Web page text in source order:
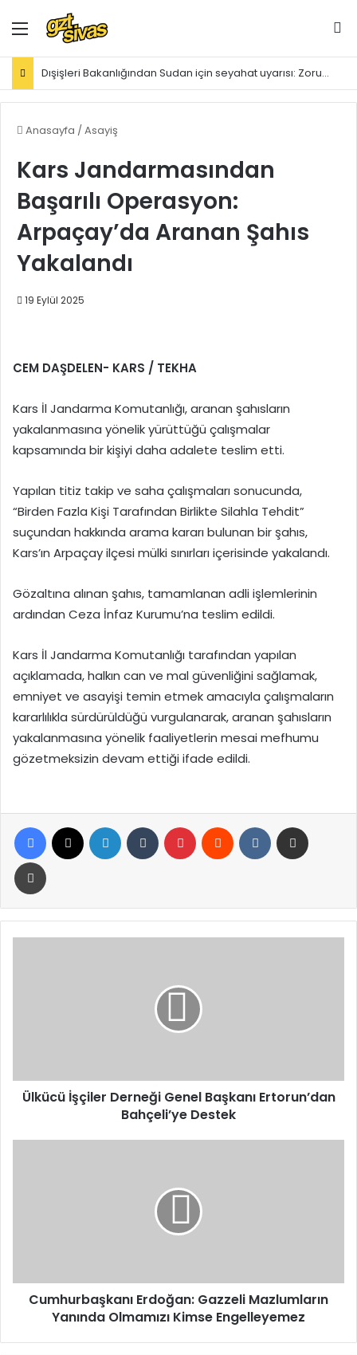
Menü
Dışişleri Bakanlığından Sudan için seyahat uyarısı: Zorunlu değilse gitmeyin
Anasayfa / Asayiş
Kars Jandarmasından
Başarılı Operasyon:
Arpaçay’da Aranan Şahıs
Yakalandı
19 Eylül 2025
CEM DAŞDELEN- KARS / TEKHA
Kars İl Jandarma Komutanlığı, aranan şahısların
yakalanmasına yönelik yürüttüğü çalışmalar
kapsamında bir kişiyi daha adalete teslim etti.
Yapılan titiz takip ve saha çalışmaları sonucunda,
“Birden Fazla Kişi Tarafından Birlikte Silahla Tehdit”
suçundan hakkında arama kararı bulunan bir şahıs,
Kars’ın Arpaçay ilçesi mülki sınırları içerisinde yakalandı.
Gözaltına alınan şahıs, tamamlanan adli işlemlerinin
ardından Ceza İnfaz Kurumu’na teslim edildi.
Kars İl Jandarma Komutanlığı tarafından yapılan
açıklamada, halkın can ve mal güvenliğini sağlamak,
emniyet ve asayişi temin etmek amacıyla çalışmaların
kararlılıkla sürdürüldüğü vurgulanarak, aranan şahısların
yakalanmasına yönelik faaliyetlerin mesai mefhumu
gözetmeksizin devam ettiği ifade edildi.
Facebook LinkedIn Tumblr Pinterest Reddit VKontakte
Yazdır
Ülkücü İşçiler Derneği Genel Başkanı Ertorun’dan
Bahçeli’ye Destek
Cumhurbaşkanı Erdoğan: Gazzeli Mazlumların
Yanında Olmamızı Kimse Engelleyemez